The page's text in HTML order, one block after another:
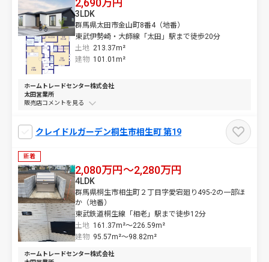
2,690万円
群馬県太田市金山町8番4（地番）
東武伊勢崎・大師線「太田」駅まで徒歩20分
土地 213.37m²
3LDK
建物 101.01m²
ホームトレードセンター株式会社
太田営業所
販売店コメントを
クレイドルガーデン桐生市相生町 第19
新着
2,080万円～2,280万円
群馬県桐生市相生町２丁目字愛宕廻り495-2の一部ほ
か（地番）
東武鉄道桐生線「相老」駅まで徒歩12分
土地 161.37m²～226.59m²
4LDK
建物 95.57m²～98.82m²
ホームトレードセンター株式会社